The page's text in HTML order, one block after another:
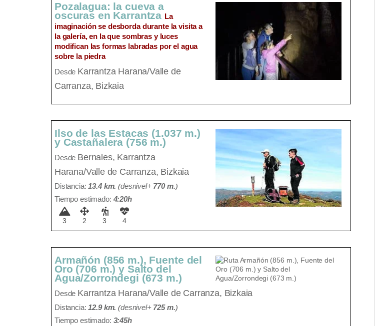
Pozalagua: la cueva a
oscuras en Karrantza La
imaginación se desborda durante la visita a
la galería, en la que sombras y luces
modifican las formas labradas por el agua
sobre la piedra
Desde Karrantza Harana/Valle de
Carranza, Bizkaia
Ilso de las Estacas (1.037 m.)
y Castañalera (756 m.)
Desde Bernales, Karrantza
Harana/Valle de Carranza, Bizkaia
Distancia:13.4 km. (desnivel+ 770 m.)
Tiempo estimado: 4:20h
3 2 3 4
Armañón (856 m.), Fuente del
Oro (706 m.) y Salto del
Agua/Zorrondegi (673 m.)
Desde Karrantza Harana/Valle de Carranza, Bizkaia
Distancia:12.9 km. (desnivel+ 725 m.)
Tiempo estimado: 3:45h